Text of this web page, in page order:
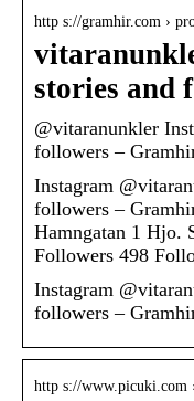
http s://gramhir.com ›
stories and
@vitaranunkler
followers –
Instagram
followers –
Hamngatan 1 Hjo.
Followers 498
Instagram
followers –
http s://www.picuki.com